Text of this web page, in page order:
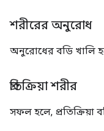
শরীরের অনুরোধ
অনুরোধের বডি খালি
প্রতিক্রিয়া শরীর
সফল হলে, প্রতিক্রিয়া